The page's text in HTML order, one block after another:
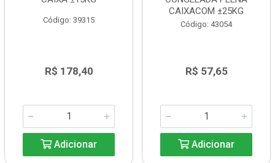
Código: 39315
R$ 178,40
Adicionar
CAIXACOM ±25KG
Código: 43054
R$ 57,65
Adicionar